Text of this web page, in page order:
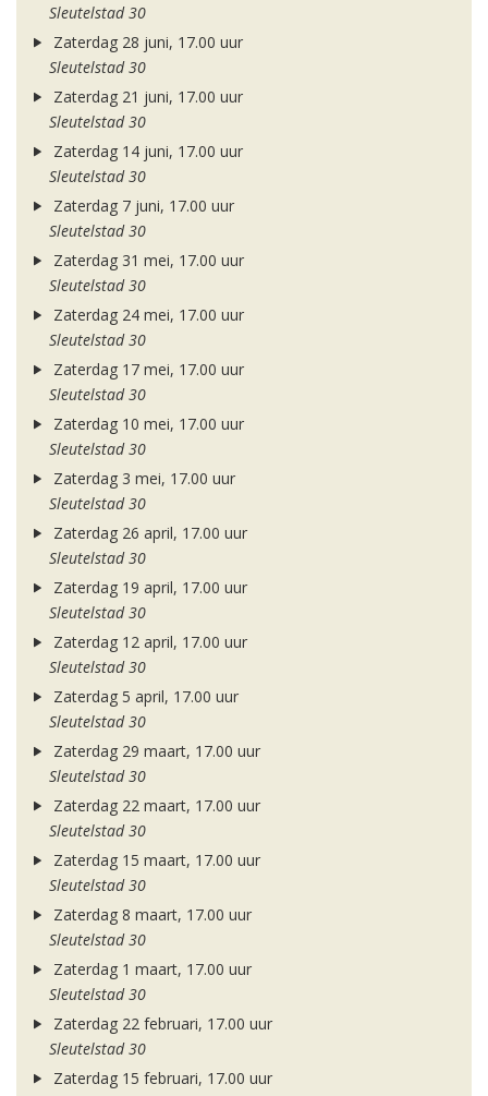
Sleutelstad 30
Zaterdag 28 juni, 17.00 uur
Sleutelstad 30
Zaterdag 21 juni, 17.00 uur
Sleutelstad 30
Zaterdag 14 juni, 17.00 uur
Sleutelstad 30
Zaterdag 7 juni, 17.00 uur
Sleutelstad 30
Zaterdag 31 mei, 17.00 uur
Sleutelstad 30
Zaterdag 24 mei, 17.00 uur
Sleutelstad 30
Zaterdag 17 mei, 17.00 uur
Sleutelstad 30
Zaterdag 10 mei, 17.00 uur
Sleutelstad 30
Zaterdag 3 mei, 17.00 uur
Sleutelstad 30
Zaterdag 26 april, 17.00 uur
Sleutelstad 30
Zaterdag 19 april, 17.00 uur
Sleutelstad 30
Zaterdag 12 april, 17.00 uur
Sleutelstad 30
Zaterdag 5 april, 17.00 uur
Sleutelstad 30
Zaterdag 29 maart, 17.00 uur
Sleutelstad 30
Zaterdag 22 maart, 17.00 uur
Sleutelstad 30
Zaterdag 15 maart, 17.00 uur
Sleutelstad 30
Zaterdag 8 maart, 17.00 uur
Sleutelstad 30
Zaterdag 1 maart, 17.00 uur
Sleutelstad 30
Zaterdag 22 februari, 17.00 uur
Sleutelstad 30
Zaterdag 15 februari, 17.00 uur